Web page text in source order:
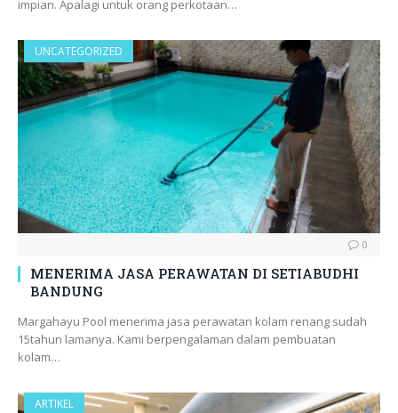
impian. Apalagi untuk orang perkotaan…
UNCATEGORIZED
0
MENERIMA JASA PERAWATAN DI SETIABUDHI
BANDUNG
Margahayu Pool menerima jasa perawatan kolam renang sudah
15tahun lamanya. Kami berpengalaman dalam pembuatan
kolam…
ARTIKEL